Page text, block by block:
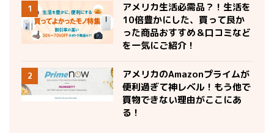
1
アメリカ生活必需品？！生活を
10倍豊かにした、買って良か
った商品おすすめ＆口コミなど
を一気にご紹介！
2
アメリカのAmazonプライムが
便利過ぎて神レベル！もう他で
買物できない理由がここにあ
る！